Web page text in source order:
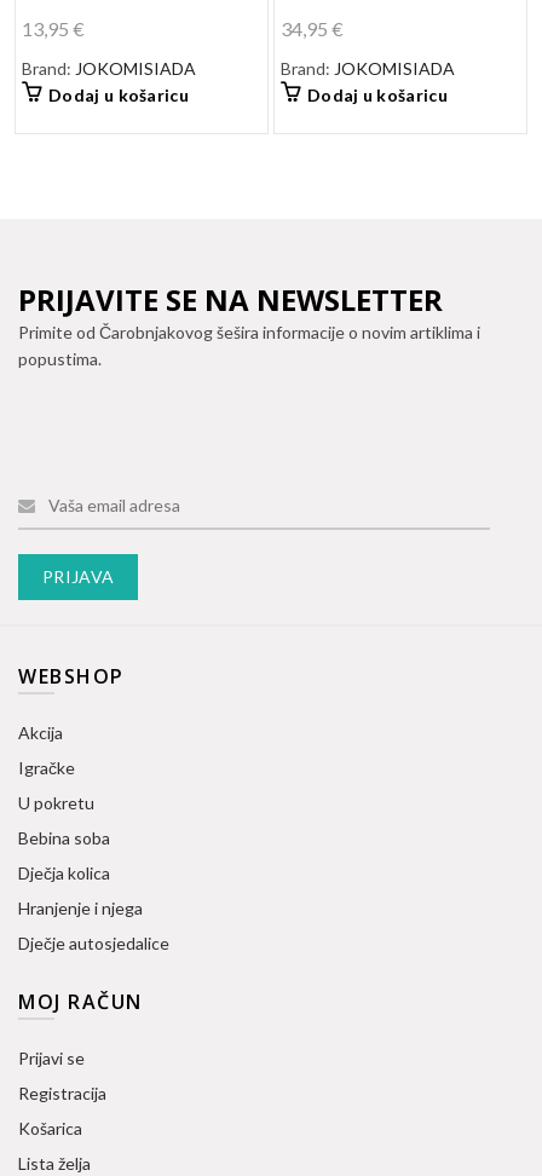
13,95€
Brand: JOKOMISIADA
Dodaj u košaricu
34,95€
Brand: JOKOMISIADA
Dodaj u košaricu
PRIJAVITE SE NA NEWSLETTER
Primite od Čarobnjakovog šešira informacije o novim artiklima i
popustima.
WEBSHOP
Akcija
Igračke
U pokretu
Bebina soba
Dječja kolica
Hranjenje i njega
Dječje autosjedalice
MOJ RAČUN
Prijavi se
Registracija
Košarica
Lista želja